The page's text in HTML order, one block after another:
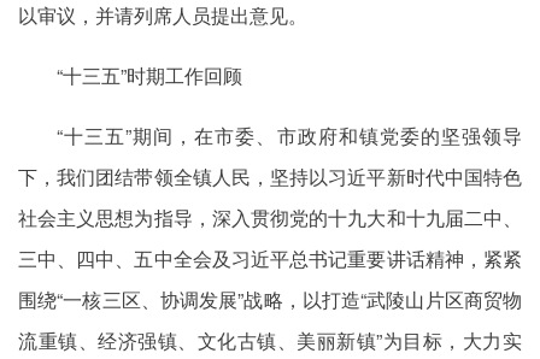
以审议，并请列席人员提出意见。
“十三五”时期工作回顾
“十三五”期间，在市委、市政府和镇党委的坚强领导
下，我们团结带领全镇人民，坚持以习近平新时代中国特色
社会主义思想为指导，深入贯彻党的十九大和十九届二中、
三中、四中、五中全会及习近平总书记重要讲话精神，紧紧
围绕“一核三区、协调发展”战略，以打造“武陵山片区商贸物
流重镇、经济强镇、文化古镇、美丽新镇”为目标，大力实